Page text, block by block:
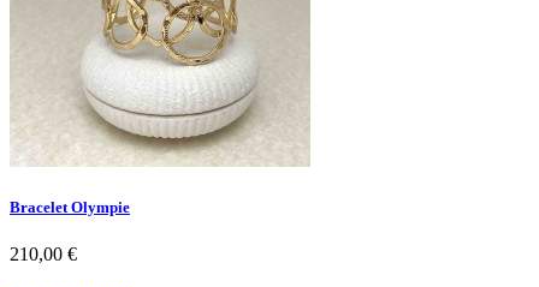
Bracelet Olympie
Prix
210,00 €